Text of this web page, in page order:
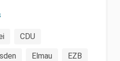
CDU
Elmau EZB